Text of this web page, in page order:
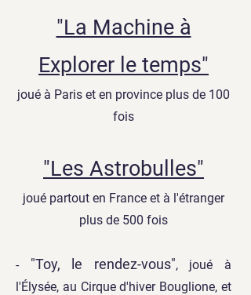
"La Machine à
Explorer le temps"
joué à Paris et en province plus de 100
fois
"Les Astrobulles"
joué partout en France et à l'étranger
plus de 500 fois
- "Toy, le rendez-vous",joué à
l'Élysée, au Cirque d'hiver Bouglione, et